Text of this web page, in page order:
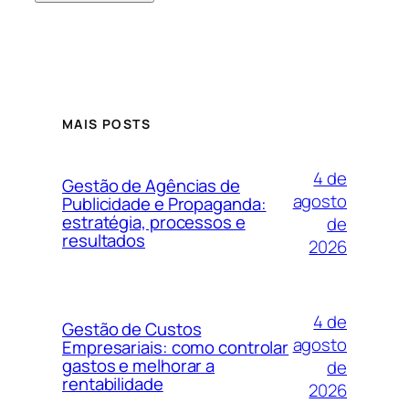
MAIS POSTS
Gestão de Agências de
Publicidade e Propaganda:
estratégia, processos e
resultados
4 de
agosto
de
2026
Gestão de Custos
Empresariais: como controlar
gastos e melhorar a
rentabilidade
4 de
agosto
de
2026